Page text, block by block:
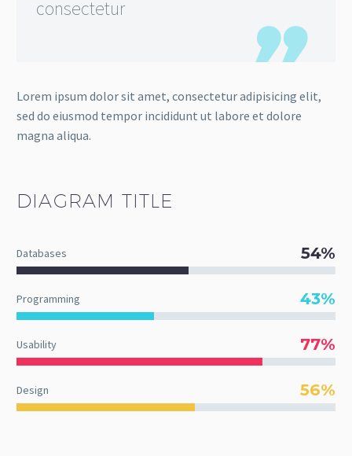
consectetur
Lorem ipsum dolor sit amet, consectetur adipisicing elit,
sed do eiusmod tempor incididunt ut labore et dolore
magna aliqua.
DIAGRAM TITLE
Databases 54%
Programming 43%
Usability 77%
Design 56%